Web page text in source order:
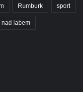
Rumburk sport
nad labem